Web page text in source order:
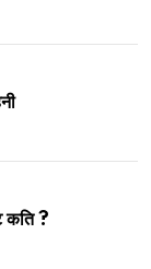
कति ?